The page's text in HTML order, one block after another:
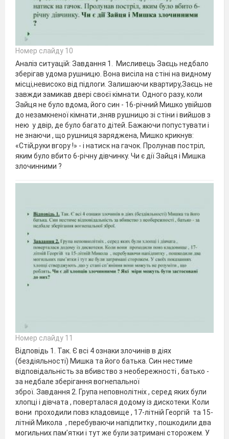
Номер слайду 10
Аналіз ситуацій: Завдання 1. Мисливець Заєць недбало
зберігав удома рушницю. Вона висіла на стіні на видному
місці,невисоко від підлоги. Залишаючи квартиру,Заєць не
завжди замикав двері своєї кімнати. Одного разу, коли
Зайця не було вдома, його син - 16-річний Мишко увійшов
до незамкненої кімнати ,зняв рушницю зі стіни і вийшов з
нею у двір, де було багато дітей. Бажаючи попустувати і
не знаючи , що рушниця заряджена, Мишко крикнув:
«Стій,руки вгору !» - і натиск на гачок. Пролунав постріл,
яким було вбито 6-річну дівчинку. Чи є дії Зайця і Мишка
злочинними ?
Номер слайду 11
Відповідь 1. Так. Є всі 4 ознаки злочинів в діях
(бездіяльності) Мишка та його батька. Син нестиме
відповідальність за вбивство з необережності , батько -
за недбале зберігання вогнепальної
зброї. Завдання 2. Група неповнолітніх , серед яких були
хлопці і дівчата , поверталася додому із дискотеки. Коли
вони проходили повз кладовище , 17-літній Георгій та 15-
літній Микола , перебуваючи напідпитку , пошкодили два
могильних пам’ятки і тут же були затримані сторожем. У